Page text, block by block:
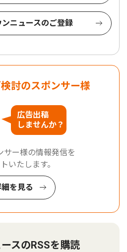
ニュースのご登録
討のスポンサー様
広告出稿
しませんか？
サー様の情報発信を
いたします。
を見る
スのRSSを購読